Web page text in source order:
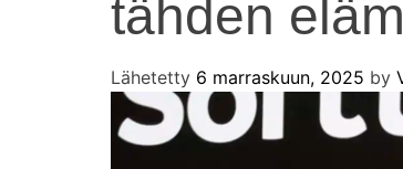
tähden
Lähetetty 6 marraskuun, 2025 by